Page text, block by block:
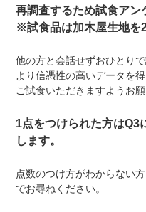
再調査するため試食アン
※試食品は加木屋生地を
他の方と会話せずおひとり
より信憑性の高いデータを
ご試食いただきますようお願
1点をつけられた方はQ3
します。
点数のつけ方がわからない
でお尋ねください。